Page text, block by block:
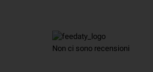
Non ci sono recensioni